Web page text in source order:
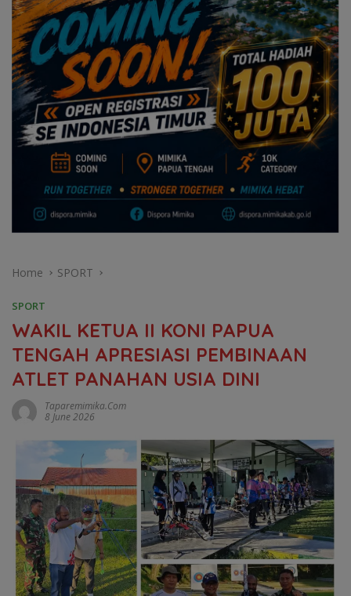
Home SPORT
SPORT
WAKIL KETUA II KONI PAPUA
TENGAH APRESIASI PEMBINAAN
ATLET PANAHAN USIA DINI
Taparemimika.com
8 June 2026